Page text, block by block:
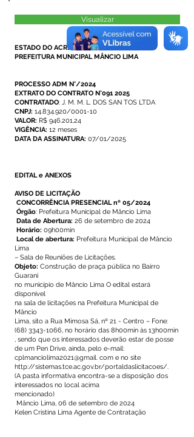
Visualizar
ESTADO DO ACRE
PREFEITURA MUNICIPAL MÂNCIO LIMA
PROCESSO ADM N°/2024
EXTRATO DO CONTRATO N°091 2025
CONTRATADO: J. M. M. L. DOS SAN TOS LTDA
CNPJ: 14.834.920/0001-10
VALOR: R$ 946.201,24
VIGÊNCIA: 12 meses
DATA DA ASSINATURA: 07/01/2025
EDITAL e ANEXOS
AVISO DE LICITAÇÃO
CONCORRÊNCIA PRESENCIAL nº 05/2024
Órgão: Prefeitura Municipal de Mâncio Lima
Data de Abertura: 26 de setembro de 2024
Horário: 09h00min
Local de abertura: Prefeitura Municipal de Mâncio
Lima
– Sala de Reuniões de Licitações.
Objeto: Construção de praça pública no Bairro
Guarani
no município de Mâncio Lima O edital estará
disponível
na sala de licitações na Prefeitura Municipal de
Mâncio
Lima, sito a Rua Mimosa Sá, nº 21 - Centro – Fone:
(68) 3343-1066, no horário das 8h00min às 13h00min
, sendo que os interessados deverão estar de posse
de um Pen Drive, ainda, pelo e-mail:
cplmanciolima2021@gmail. com e no site
http://sistemas.tce.ac.gov.br/portaldaslicitacoes/.
(A pasta informativa encontra-se a disposição dos
interessados no local acima
mencionado)
Mâncio Lima, 06 de setembro de 2024
Kelen Cristina Lima Agente de Contratação